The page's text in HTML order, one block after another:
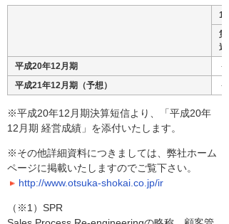
1
第
連
平成20年12月期
－
平成21年12月期（予想）
－
※平成20年12月期決算短信より、「平成20年
12月期 経営成績」を添付いたします。
※その他詳細資料につきましては、弊社ホーム
ページに掲載いたしますのでご覧下さい。
http://www.otsuka-shokai.co.jp/ir
（※1）SPR